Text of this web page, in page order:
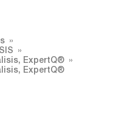
ExpertQ®
ExpertQ®